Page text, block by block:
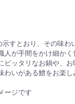
すとおり、その味わ
人が手間をかけ細か
ピッタリなお鍋や、
わいがある鱧をお楽し
ージです